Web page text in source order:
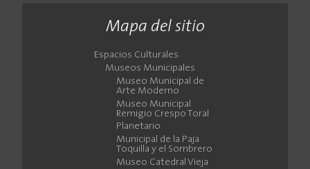
Mapa del sitio
Espacios Culturales
Museos Municipales
Museo Municipal de
Arte Moderno
Museo Municipal
Remigio Crespo Toral
Planetario
Municipal de la Paja
Toquilla y el Sombrero
Museo Catedral Vieja